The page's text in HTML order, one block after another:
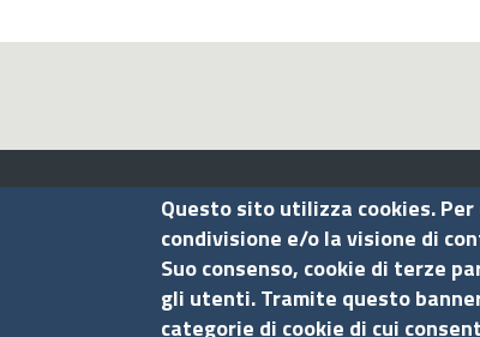
Assocamerestero
Contatti
Questo sito utilizza cookies.
condivisione e/o la visione di
Suo consenso, cookie di terze
gli utenti. Tramite questo
categorie di cookie di cui